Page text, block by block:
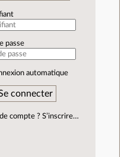
passe
automatique
de compte ? S’inscrire…